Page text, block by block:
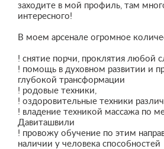
заходите в мой профиль, там
интересного!
В моем арсенале огромное
! снятие порчи, проклятия любой
! помощь в духовном развитии и
глубокой трансформации
! родовые техники,
! оздоровительные техники
! владение техникой массажа по
Давиташвили
! провожу обучение по этим
наличии у человека способностей